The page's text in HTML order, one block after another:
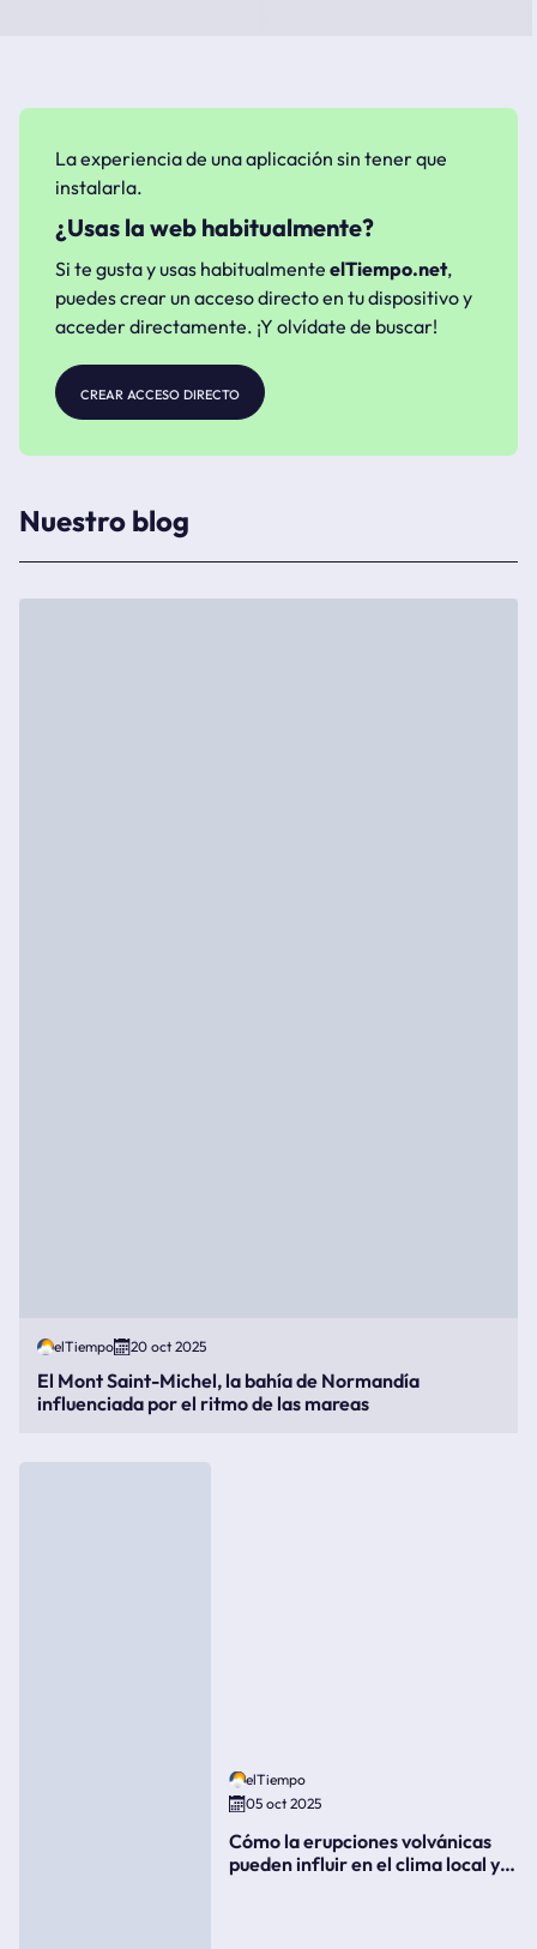
La experiencia de una aplicación sin tener que
instalarla.
¿Usas la web habitualmente?
Si te gusta y usas habitualmente elTiempo.net,
puedes crear un acceso directo en tu dispositivo y
acceder directamente. ¡Y olvídate de buscar!
crear acceso directo
Nuestro blog
elTiempo 20 oct 2025
El Mont Saint-Michel, la bahía de Normandía
influenciada por el ritmo de las mareas
elTiempo
05 oct 2025
Cómo la erupciones volvánicas
pueden influir en el clima local y